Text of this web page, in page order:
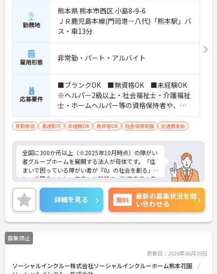
勤務地
熊本県 熊本市西区 小島8-9-6
ＪＲ鹿児島本線(門司港－八代)「熊本駅」バ
ス・車13分
雇用形態 非常勤・パート・アルバイト
応募要件
■ブランクOK ■無資格OK ■未経験OK
※ヘルパー2級以上・社会福祉士・介護福祉
士・ホームヘルパー等の資格保持者や、福
祉系業務経験者、障害者支援施設経験者、
生活支援員、障害者支援員、就労支援員、
夜勤専従 車通勤可 未経験OK 無資格OK 社会保険完備 交通費支給
全国に300か所以上（※2025年10月時点）の障がい
者グループホームを展開する法人が母体です。「住
まいで困っている障がい者が『0』の社会を創る」
という理念のもと、安定した基盤でご利用者様の自
立を支援しています。週1日からの勤務が可能で、W
ワークや扶養内での勤務も歓迎しており、ご自身の
ペースで働けます。20代から60代まで幅広い世代が
活躍中で、未経験や無資格の方でも安心してスター
トできるよう、先輩スタッフが丁寧にサポートしま
す。昇給の機会は年2回あり、頑張りが評価される環
境です。正社員登用制度や産休・育休制度も整って
られます。介護に挑戦したい方や、空いた時間を有
効活用したい方におすすめです。ご興味のある方は
詳細を見る 無料
最新の募集状況を問
い合わせる
募集停止
更新日：2026年06月09日
ソーシャルインクルー株式会社ソーシャルインクルーホーム熊本花園